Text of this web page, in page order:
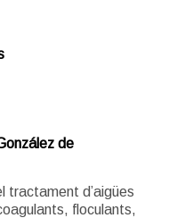
de
tractament d’aigües
floculants,